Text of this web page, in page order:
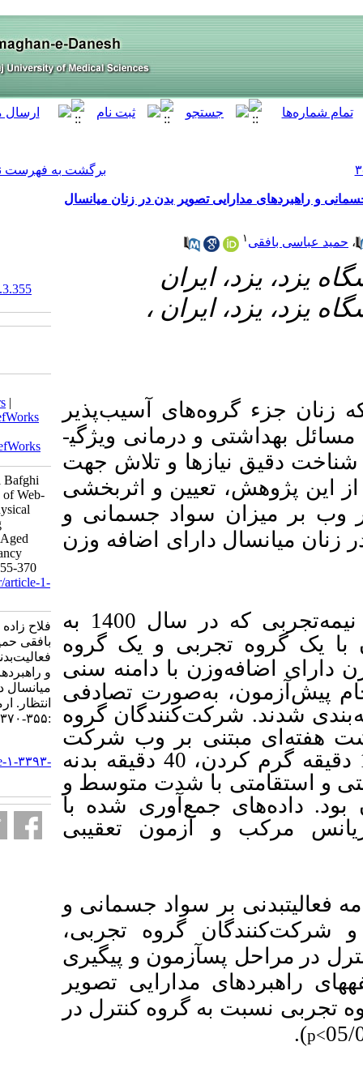
بدن در زنان میانسال
آسیبپذیر
ویژگی­
و تلاش جهت
و اثربخشی
جسمانی و
اضافه وزن
در این مطالعه نیمه‌تجربی که در سال 1400 به
و یک گروه
با دامنه سنی
تصادفی
گروه
بر وب شرکت
کردند و برنامه تمرین شامل 10 دقیقه گرم کردن، 40 دقیقه بدنه
شدت متوسط و
شده با
تعقیبی
جسمانی و
تجربی،
و پیگیری
تصویر
کنترل در
‎ 10.61186/armaghanj.28.3.355
BibTeX
EndNote Medlars|
ProCite
Reference Manager
RefWorks
Send citation to:
Mendeley
Zotero RefWorks
Fallahzadeh F, Samadi H, Abbasi Bafghi
H. The Effectiveness of a Course of Web-
based Physical Activity on the Physical
Literacy and Body Image Coping
Strategies in Overweight Middle-Aged
Women: A Study with an Expectancy
Effect. armaghanj 2023; 28 (3) :355-370
URL:http://armaghanj.yums.ac.ir/article-1-
فلاح زاده فهیمه، صمدی حسین، عباسی
بافقی حمید. اثربخشی یک دوره
فعالیت‌بدنی مبتنی بر وب بر سواد جسمانی
و راهبردهای مدارایی تصویر بدن در زنان
میانسال دارای اضافه وزن: مطالعه با اثر
انتظار. ارمغان دانش. ۱۴۰۲; ۲۸ (۳)
:۳۵۵-۳۷۰
http://armaghanj.yums.ac.ir/article-۱-۳۳۹۳-